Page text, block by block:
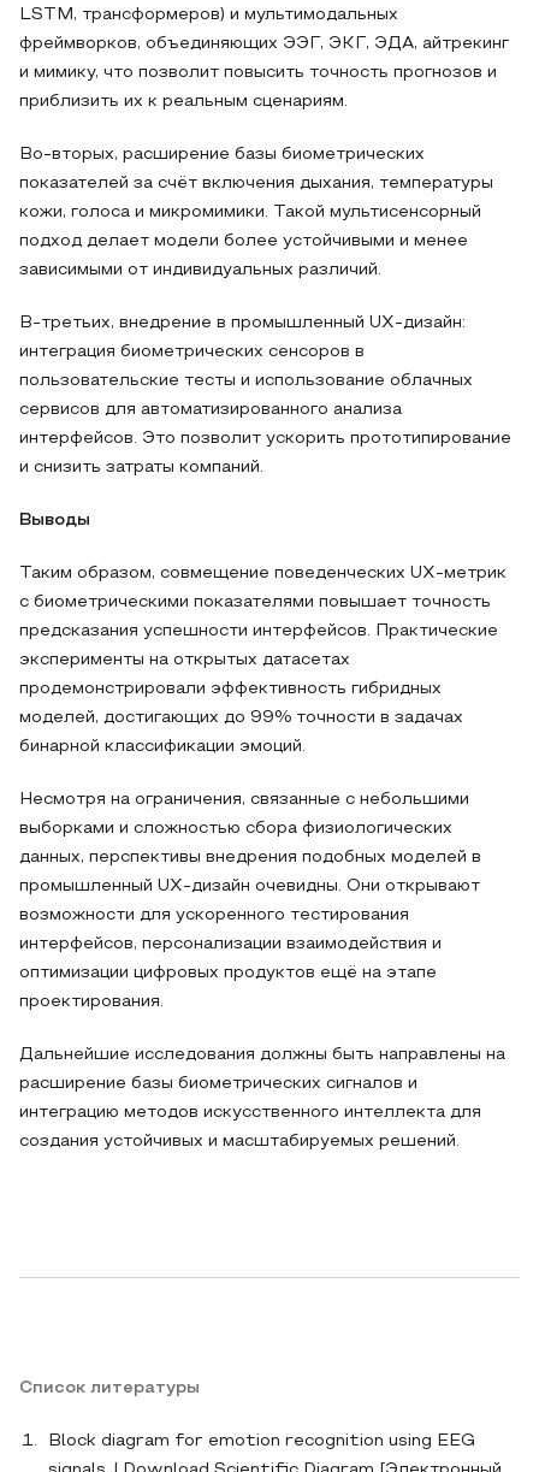
LSTM, трансформеров) и мультимодальных
фреймворков, объединяющих ЭЭГ, ЭКГ, ЭДА, айтрекинг
и мимику, что позволит повысить точность прогнозов и
приблизить их к реальным сценариям.
Во-вторых, расширение базы биометрических
показателей за счёт включения дыхания, температуры
кожи, голоса и микромимики. Такой мультисенсорный
подход делает модели более устойчивыми и менее
зависимыми от индивидуальных различий.
В-третьих, внедрение в промышленный UX-дизайн:
интеграция биометрических сенсоров в
пользовательские тесты и использование облачных
сервисов для автоматизированного анализа
интерфейсов. Это позволит ускорить прототипирование
и снизить затраты компаний.
Выводы
Таким образом, совмещение поведенческих UX-метрик
с биометрическими показателями повышает точность
предсказания успешности интерфейсов. Практические
эксперименты на открытых датасетах
продемонстрировали эффективность гибридных
моделей, достигающих до 99% точности в задачах
бинарной классификации эмоций.
Несмотря на ограничения, связанные с небольшими
выборками и сложностью сбора физиологических
данных, перспективы внедрения подобных моделей в
промышленный UX-дизайн очевидны. Они открывают
возможности для ускоренного тестирования
интерфейсов, персонализации взаимодействия и
оптимизации цифровых продуктов ещё на этапе
проектирования.
Дальнейшие исследования должны быть направлены на
расширение базы биометрических сигналов и
интеграцию методов искусственного интеллекта для
создания устойчивых и масштабируемых решений.
Список литературы
Block diagram for emotion recognition using EEG